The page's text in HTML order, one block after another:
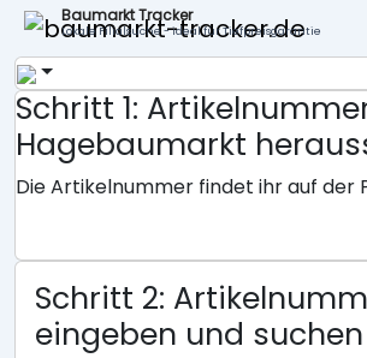
Baumarkt Tracker
Lokale Filialsuche - ideal für Tiefpreisgarantie
Schritt 1:
Hagebaumarkt
Die Artikelnummer findet ihr auf der
Schritt 2:
eingeben und suchen